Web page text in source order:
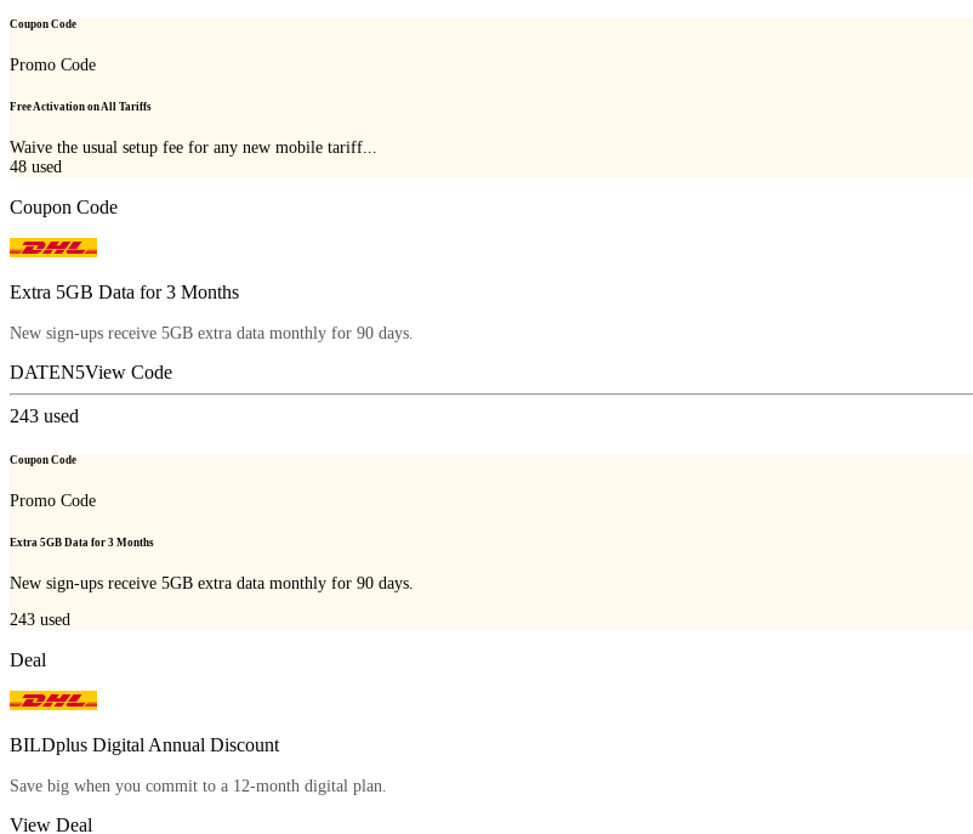
Coupon Code
Promo Code
Free Activation on All Tariffs
Waive the usual setup fee for any new mobile tariff...
48 used
Coupon Code
Extra 5GB Data for 3 Months
New sign-ups receive 5GB extra data monthly for 90 days.
DATEN5View Code
243 used
Coupon Code
Promo Code
Extra 5GB Data for 3 Months
New sign-ups receive 5GB extra data monthly for 90 days.
243 used
Deal
BILDplus Digital Annual Discount
Save big when you commit to a 12-month digital plan.
View Deal